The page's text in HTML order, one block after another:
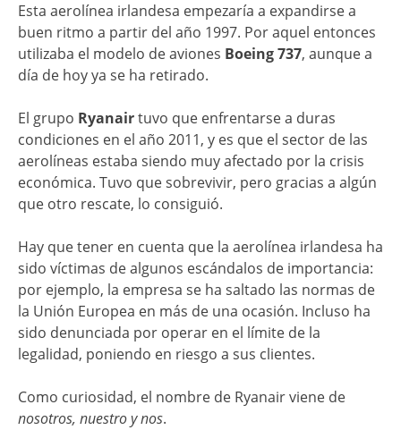
Esta aerolínea irlandesa empezaría a expandirse a
buen ritmo a partir del año 1997. Por aquel entonces
utilizaba el modelo de aviones Boeing 737, aunque a
día de hoy ya se ha retirado.
El grupo Ryanairtuvo que enfrentarse a duras
condiciones en el año 2011, y es que el sector de las
aerolíneas estaba siendo muy afectado por la crisis
económica. Tuvo que sobrevivir, pero gracias a algún
que otro rescate, lo consiguió.
Hay que tener en cuenta que la aerolínea irlandesa ha
sido víctimas de algunos escándalos de importancia:
por ejemplo, la empresa se ha saltado las normas de
la Unión Europea en más de una ocasión. Incluso ha
sido denunciada por operar en el límite de la
legalidad, poniendo en riesgo a sus clientes.
Como curiosidad, el nombre de Ryanair viene de
nosotros, nuestro y nos.